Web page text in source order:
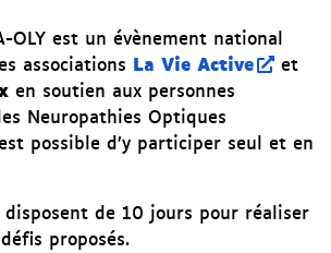
OLY est un évènement national
associations La Vie Active et
en soutien aux personnes
Neuropathies Optiques
possible d’y participer seul et en
de 10 jours pour réaliser
proposés.